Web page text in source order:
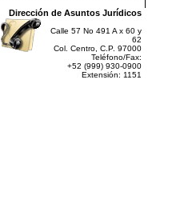
Dirección de Asuntos Jurídicos
Calle 57 No 491 A x 60 y
62
Col. Centro, C.P. 97000
Teléfono/Fax:
+52 (999) 930-0900
Extensión: 1151